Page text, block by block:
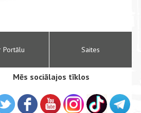
Portālu Saites
Mēs sociālajos tīklos